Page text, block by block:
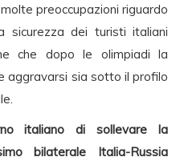
preoccupazioni riguardo
sicurezza dei turisti italiani
che dopo le olimpiadi la
aggravarsi sia sotto il profilo
italiano di sollevare la
bilaterale Italia-Russia